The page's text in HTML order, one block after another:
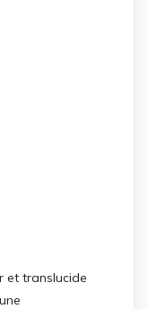
et translucide